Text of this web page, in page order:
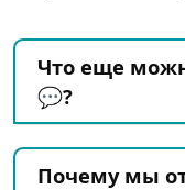
Что еще
💬?
Почему мы